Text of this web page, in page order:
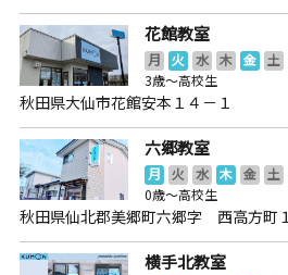
花館教室
月 火 水 木 金 土
3歳～高校生
秋田県大仙市花館安本１４－１
六郷教室
月 火 水 木 金 土
0歳～高校生
秋田県仙北郡美郷町六郷字 西高方町１
横手北教室